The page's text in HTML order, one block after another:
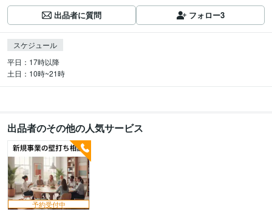
出品者に質問 フォロー3
スケジュール
平日：17時以降
土日：10時~21時
出品者のその他の人気サービス
予約受付中